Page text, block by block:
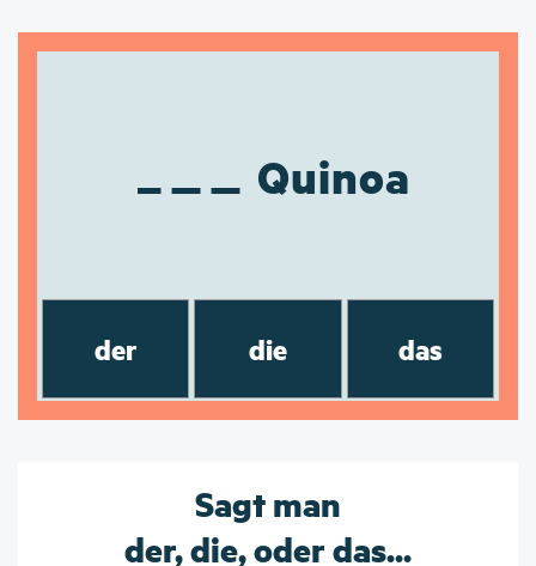
Quinoa
der die das
Sagt man
der, die, oder das...